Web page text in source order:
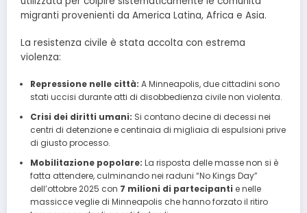
migranti provenienti da America Latina, Africa e Asia.
La resistenza civile è stata accolta con estrema
violenza:
Repressione nelle città: A Minneapolis, due cittadini sono
stati uccisi durante atti di disobbedienza civile non violenta.
Crisi dei diritti umani: Si contano decine di decessi nei
centri di detenzione e centinaia di migliaia di espulsioni prive
di giusto processo.
Mobilitazione popolare: La risposta delle masse non si è
fatta attendere, culminando nei raduni “No Kings Day”
dell’ottobre 2025 con 7 milioni di partecipanti e nelle
massicce veglie di Minneapolis che hanno forzato il ritiro